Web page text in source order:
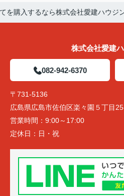
を購入するなら株式会社愛建ハウジ
株式会社愛建
082-942-6370
〒731-5136
広島県広島市佐伯区楽々園５丁目
営業時間： 9:00～17:00
定休日： 日・祝